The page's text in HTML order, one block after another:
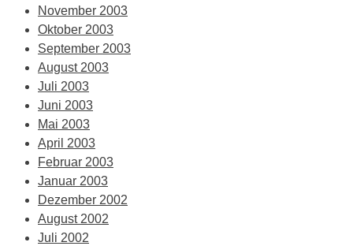
November 2003
Oktober 2003
September 2003
August 2003
Juli 2003
Juni 2003
Mai 2003
April 2003
Februar 2003
Januar 2003
Dezember 2002
August 2002
Juli 2002